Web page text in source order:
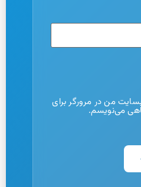
من در مرورگر برای
می‌نویسم.